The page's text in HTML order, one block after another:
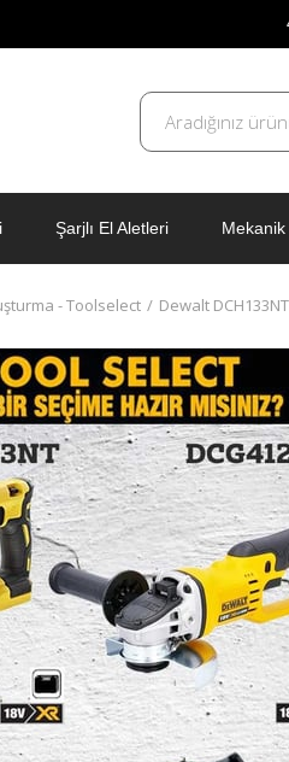
Şarjlı El Aletleri
- Toolselect Dewalt